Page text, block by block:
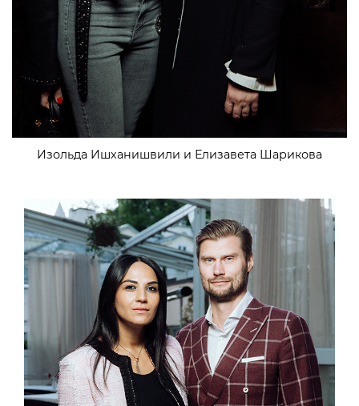
Изольда Ишханишвили и Елизавета Шарикова